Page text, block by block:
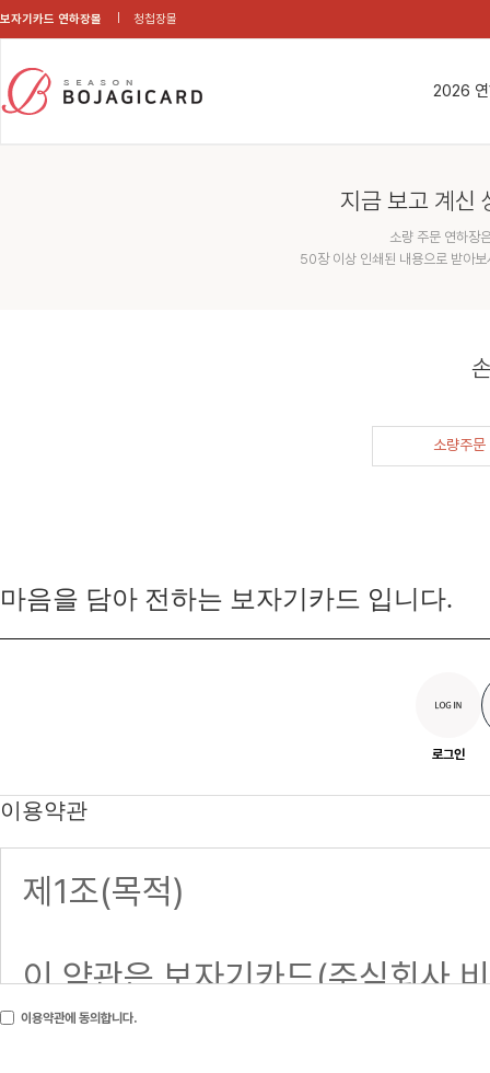
보자기카드 연하장몰 청첩장몰
2026
지금 보고 계신
소량 주문 연하장
50장 이상 인쇄된 내용으로 받아
소량주문
마음을 담아 전하는 보자기카드 입니다.
로그인
이용약관
이용약관에 동의합니다.